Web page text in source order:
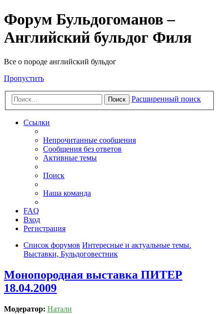
Форум Бульдогоманов –
Английский бульдог Филя
Все о породе английский бульдог
Пропустить
Поиск Расширенный поиск
Ссылки
Непрочитанные сообщения
Сообщения без ответов
Активные темы
Поиск
Наша команда
FAQ
Вход
Регистрация
Список форумов Интересные и актуальные темы.
Выставки, Бульдоговестник
Монопородная выставка ПИТЕР
18.04.2009
Модератор: Натали